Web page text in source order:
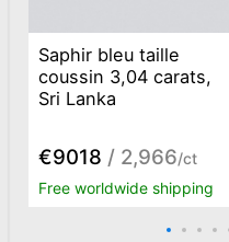
Saphir bleu taille
coussin 3,04 carats,
Sri Lanka
€9018 / 2,966/ct
Free worldwide shipping